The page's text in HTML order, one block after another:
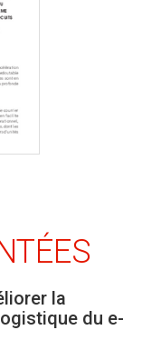
la
du e-